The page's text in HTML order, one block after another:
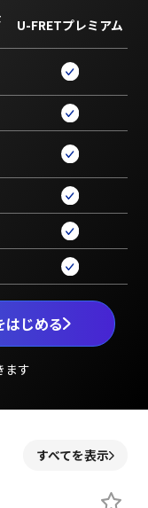
はじめる
ます
U-FRETプレミアム
すべてを表示